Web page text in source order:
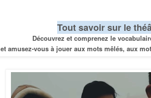
Tout savoir sur le
Découvrez et comprenez le
et amusez-vous à jouer aux mots mêlés, aux